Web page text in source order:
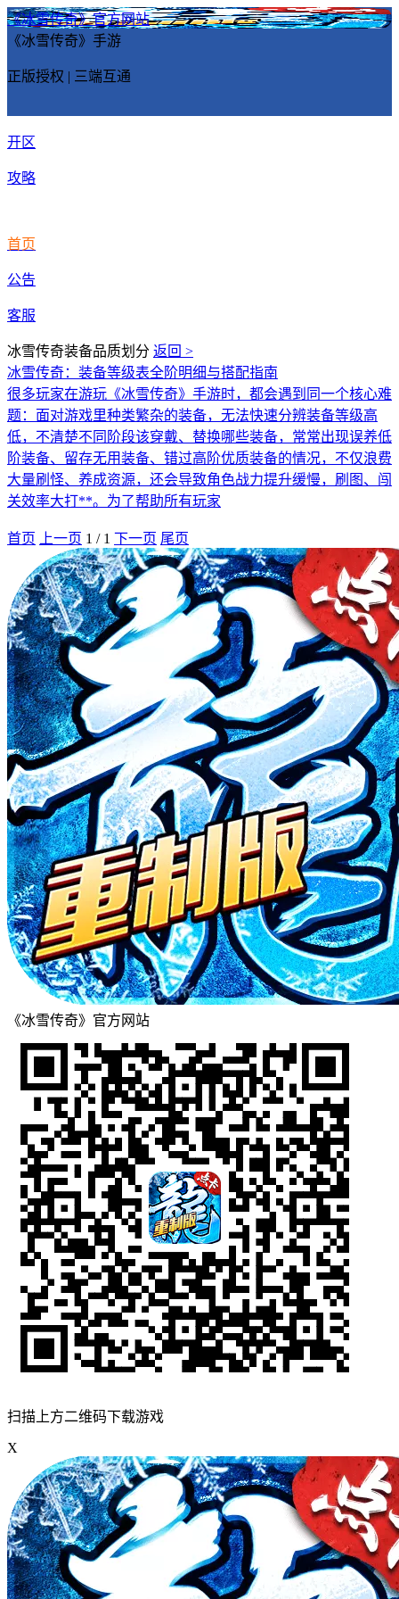
《冰雪传奇》官方网站
《冰雪传奇》手游
正版授权 | 三端互通
开区
攻略
首页
公告
客服
冰雪传奇装备品质划分 返回 >
冰雪传奇：装备等级表全阶明细与搭配指南
很多玩家在游玩《冰雪传奇》手游时，都会遇到同一个核心难
题：面对游戏里种类繁杂的装备，无法快速分辨装备等级高
低，不清楚不同阶段该穿戴、替换哪些装备，常常出现误养低
阶装备、留存无用装备、错过高阶优质装备的情况，不仅浪费
大量刷怪、养成资源，还会导致角色战力提升缓慢，刷图、闯
关效率大打**。为了帮助所有玩家
首页 上一页 1 / 1 下一页 尾页
《冰雪传奇》官方网站
扫描上方二维码下载游戏
X